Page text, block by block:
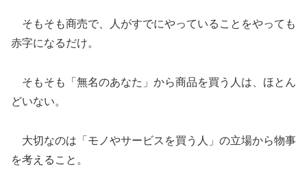
そもそも商売で、人がすでにやっていることをやっても
赤字になるだけ。
そもそも「無名のあなた」から商品を買う人は、ほとん
どいない。
大切なのは「モノやサービスを買う人」の立場から物事
を考えること。